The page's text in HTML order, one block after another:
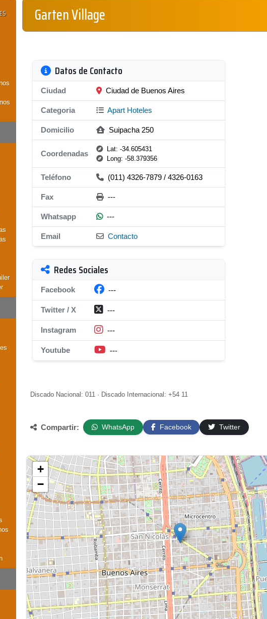
Garten Village
Datos de Contacto
Ciudad Ciudad de Buenos Aires
Categoria Apart Hoteles
Domicilio Suipacha 250
Coordenadas
Lat: -34.605431
Long: -58.379356
Teléfono (011) 4326-7879 / 4326-0163
Fax ---
Whatsapp ---
Email Contacto
Redes Sociales
Facebook ---
Twitter / X ---
Instagram ---
Youtube ---
Discado Nacional: 011 · Discado Internacional: +54 11
Compartir: WhatsApp Facebook Twitter
+
−